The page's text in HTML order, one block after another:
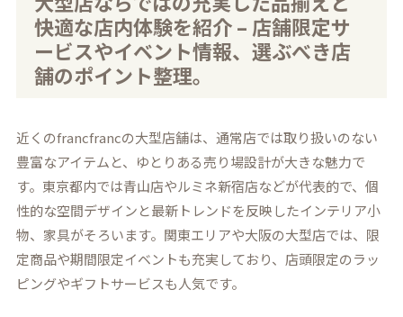
快適な店内体験を紹介 – 店舗限定サ
ービスやイベント情報、選ぶべき店
舗のポイント整理。
近くのfrancfrancの大型店舗は、通常店では取り扱いのない
豊富なアイテムと、ゆとりある売り場設計が大きな魅力で
す。東京都内では青山店やルミネ新宿店などが代表的で、個
性的な空間デザインと最新トレンドを反映したインテリア小
物、家具がそろいます。関東エリアや大阪の大型店では、限
定商品や期間限定イベントも充実しており、店頭限定のラッ
ピングやギフトサービスも人気です。